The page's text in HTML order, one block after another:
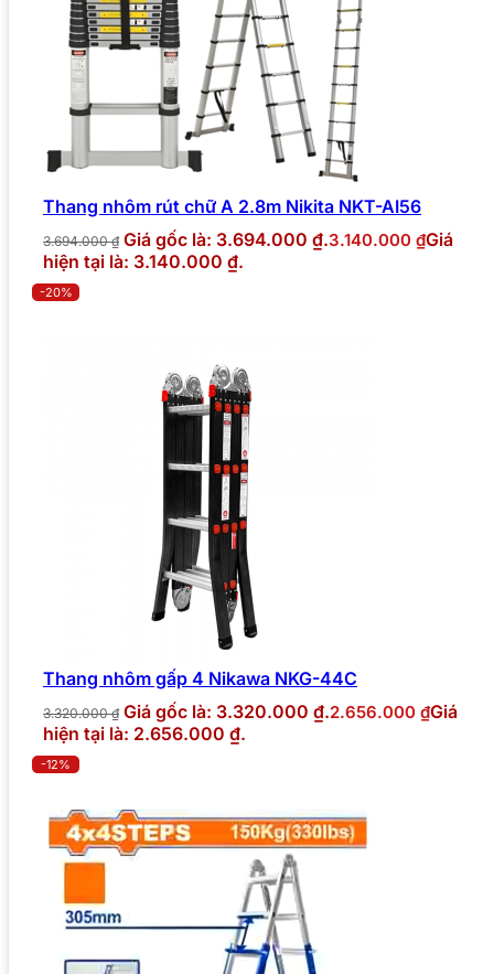
Thang nhôm rút chữ A 2.8m Nikita NKT-AI56
3.694.000₫ Giá gốc là: 3.694.000 ₫.3.140.000 ₫Giá
hiện tại là: 3.140.000 ₫.
-20%
Thang nhôm gấp 4 Nikawa NKG-44C
3.320.000₫ Giá gốc là: 3.320.000 ₫.2.656.000 ₫Giá
hiện tại là: 2.656.000 ₫.
-12%